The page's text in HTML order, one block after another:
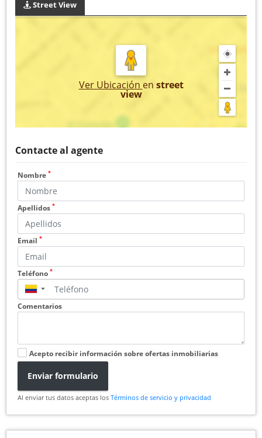
Street View
Ver Ubicación en street
view
Contacte al agente
Nombre *
Apellidos *
Email *
Teléfono *
▼
Comentarios
Acepto recibir información sobre ofertas inmobiliarias
Enviar formulario
Al enviar tus datos aceptas los Términos de servicio y privacidad